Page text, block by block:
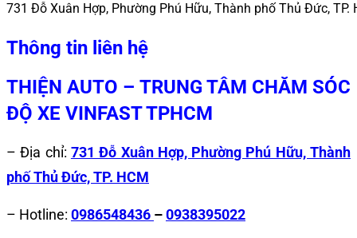
731 Đỗ Xuân Hợp, Phường Phú Hữu, Thành phố Thủ Đức, TP.
Thông tin liên hệ
THIỆN AUTO – TRUNG TÂM CHĂM SÓC
ĐỘ XE VINFAST TPHCM
– Địa chỉ: 731 Đỗ Xuân Hợp, Phường Phú Hữu, Thành
phố Thủ Đức, TP. HCM
– Hotline: 0986548436 –0938395022